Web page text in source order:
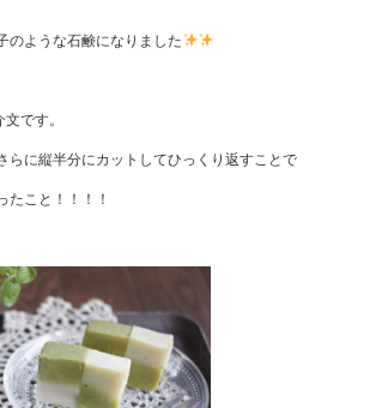
のような石鹸になりました
です。
らに縦半分にカットしてひっくり返すことで
たこと！！！！